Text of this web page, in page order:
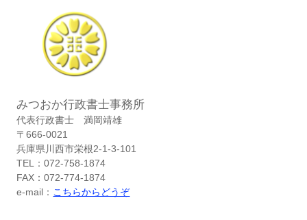
みつおか行政書士事務所
代表行政書士 満岡靖雄
〒666-0021
兵庫県川西市栄根2-1-3-101
TEL：072-758-1874
FAX：072-774-1874
e-mail： こちらからどうぞ